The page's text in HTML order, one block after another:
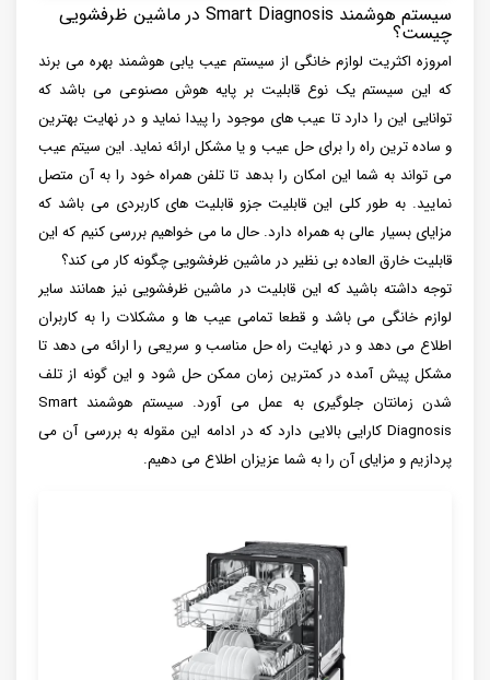
سیستم هوشمند Smart Diagnosis در ماشین ظرفشویی
چیست؟
امروزه اکثریت لوازم خانگی از سیستم عیب یابی هوشمند بهره می برند
که این سیستم یک نوع قابلیت بر پایه هوش مصنوعی می باشد که
توانایی این را دارد تا عیب های موجود را پیدا نماید و در نهایت بهترین
و ساده ترین راه را برای حل عیب و یا مشکل ارائه نماید. این سیتم عیب
می تواند به شما این امکان را بدهد تا تلفن همراه خود را به آن متصل
نمایید. به طور کلی این قابلیت جزو قابلیت های کاربردی می باشد که
مزایای بسیار عالی به همراه دارد. حال ما می خواهیم بررسی کنیم که این
قابلیت خارق العاده بی نظیر در ماشین ظرفشویی چگونه کار می کند؟
توجه داشته باشید که این قابلیت در ماشین ظرفشویی نیز همانند سایر
لوازم خانگی می باشد و قطعا تمامی عیب ها و مشکلات را به کاربران
اطلاع می دهد و در نهایت راه حل مناسب و سریعی را ارائه می دهد تا
مشکل پیش آمده در کمترین زمان ممکن حل شود و این گونه از تلف
شدن زمانتان جلوگیری به عمل می آورد. سیستم هوشمند Smart
Diagnosis کارایی بالایی دارد که در ادامه این مقوله به بررسی آن می
پردازیم و مزایای آن را به شما عزیزان اطلاع می دهیم.